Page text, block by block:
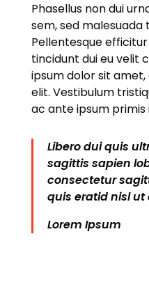
Phasellus non dui
sem, sed
Pellentesque
tincidunt dui eu velit
ipsum dolor sit
elit. Vestibulum
ac ante ipsum primis
Libero dui quis
sagittis sapien
consectetur
quis eratid nisl ut
Lorem Ipsum